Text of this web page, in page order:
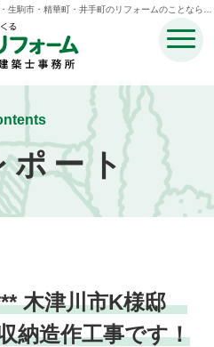
駒市・精華町・井手町のリフォームのことなら宝
ポート
木津川市K様邸
納造作工事です！